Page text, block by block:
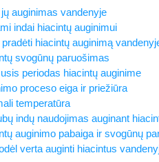
auginimas vandenyje
indai hiacintų auginimui
pradėti hiacintų auginimą
svogūnų paruošimas
periodas hiacintų auginime
proceso eiga ir priežiūra
temperatūra
indų naudojimas auginant
auginimo pabaiga ir svogūnų
verta auginti hiacintus